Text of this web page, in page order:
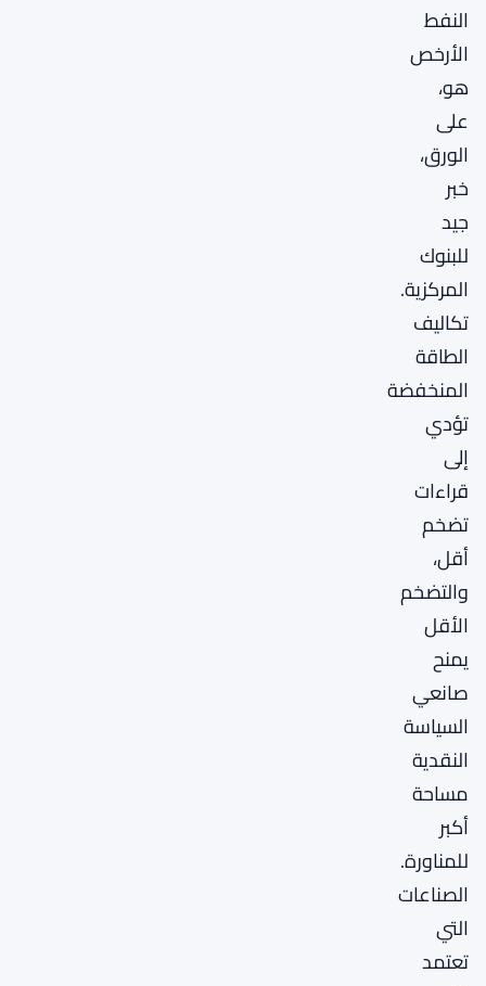
النفط
الأرخص
هو،
على
الورق،
خبر
جيد
للبنوك
المركزية.
تكاليف
الطاقة
المنخفضة
تؤدي
إلى
قراءات
تضخم
أقل،
والتضخم
الأقل
يمنح
صانعي
السياسة
النقدية
مساحة
أكبر
للمناورة.
الصناعات
التي
تعتمد